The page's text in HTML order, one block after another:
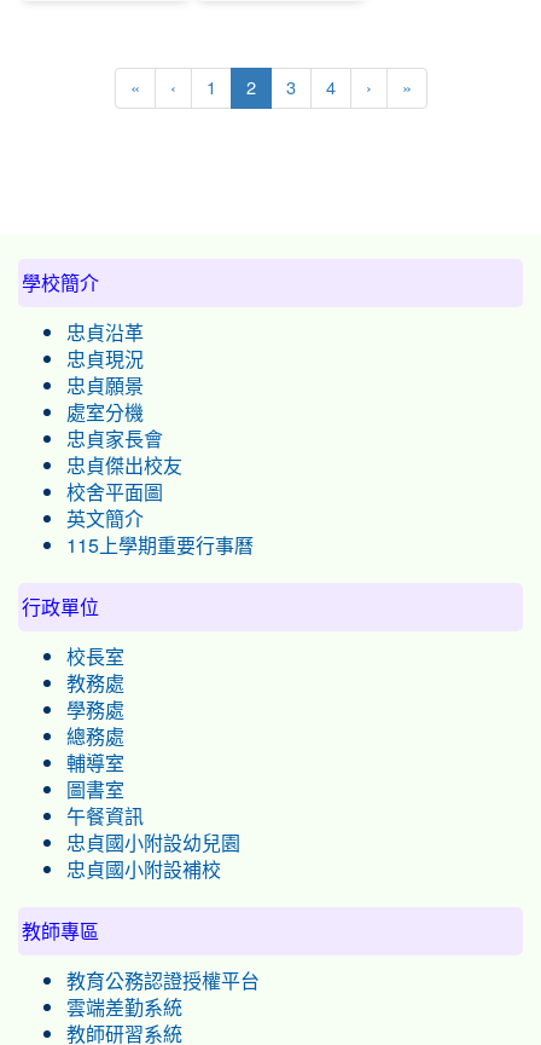
« ‹ 1 2(current)
3 4 › »
學校簡介
忠貞沿革
忠貞現況
忠貞願景
處室分機
忠貞家長會
忠貞傑出校友
校舍平面圖
英文簡介
115上學期重要行事曆
行政單位
校長室
教務處
學務處
總務處
輔導室
圖書室
午餐資訊
忠貞國小附設幼兒園
忠貞國小附設補校
教師專區
教育公務認證授權平台
雲端差勤系統
教師研習系統